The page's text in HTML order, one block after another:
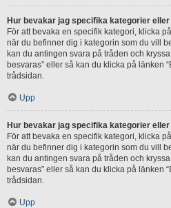
Hur bevakar jag specifika kategorier
För att bevaka en specifik kategori, klicka
när du befinner dig i kategorin som du vill
kan du antingen svara på tråden och
besvaras” eller så kan du klicka på länken
trådsidan.
Upp
Hur bevakar jag specifika kategorier
För att bevaka en specifik kategori, klicka
när du befinner dig i kategorin som du vill
kan du antingen svara på tråden och
besvaras” eller så kan du klicka på länken
trådsidan.
Upp